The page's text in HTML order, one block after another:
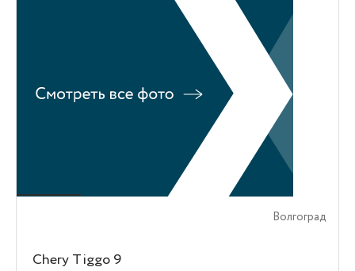
Волгоград
Chery Tiggo 9